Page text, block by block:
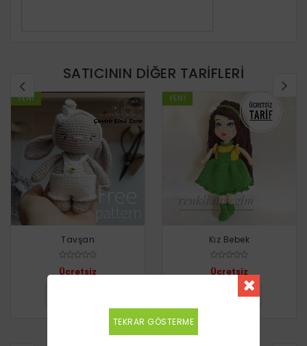
SATICININ DIĞER TARIFLERI
YENI
Tavşan
Ücretsiz
YENI
Kız Bebek
Ücretsiz
DETAYLI BILGI
TEKRAR GÖSTERME